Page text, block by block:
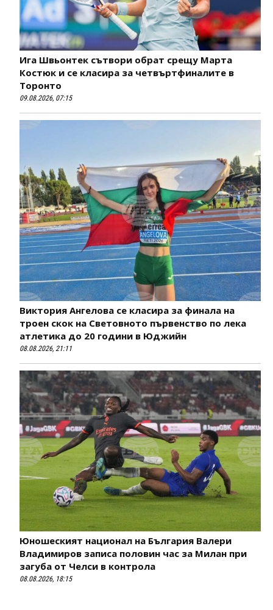
Ига Швьонтек сътвори обрат срещу Марта
Костюк и се класира за четвъртфиналите в
Торонто
09.08.2026, 07:15
Виктория Ангелова се класира за финала на
троен скок на Световното първенство по лека
атлетика до 20 години в Юджийн
08.08.2026, 21:11
Юношеският национал на България Валери
Владимиров записа половин час за Милан при
загуба от Челси в контрола
08.08.2026, 18:15